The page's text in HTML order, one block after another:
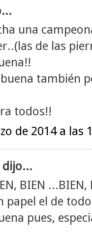
una
de las
también
todos!!
de 2014 a las
BIEN ...BIEN,
papel el de
pues,